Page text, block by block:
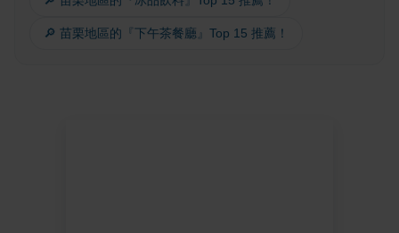
🔎 苗栗地區的『下午茶餐廳』Top 15 推薦！